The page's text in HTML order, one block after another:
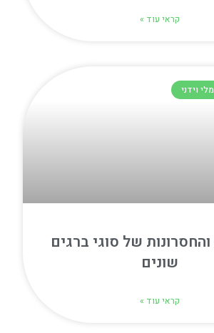
קראי עוד »
וידני
והחסרונות של סוגי ברגים
שונים
קראי עוד »